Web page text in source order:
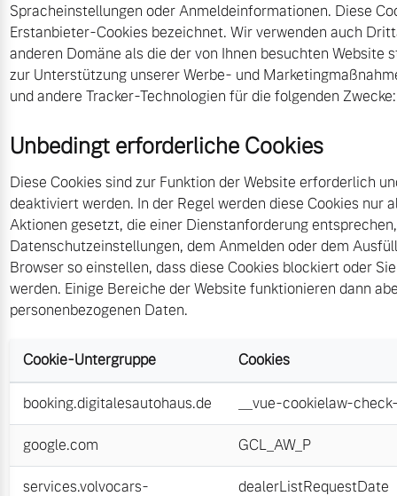
Spracheinstellungen oder Anmeldeinformationen. Diese
Erstanbieter-Cookies bezeichnet. Wir verwenden auch
anderen Domäne als die der von Ihnen besuchten Website
zur Unterstützung unserer Werbe- und
und andere Tracker-Technologien für die folgenden Zwecke:
Unbedingt erforderliche Cookies
Diese Cookies sind zur Funktion der Website erforderlich
deaktiviert werden. In der Regel werden diese Cookies nur
Aktionen gesetzt, die einer Dienstanforderung
Datenschutzeinstellungen, dem Anmelden oder dem
Browser so einstellen, dass diese Cookies blockiert oder
werden. Einige Bereiche der Website funktionieren dann
personenbezogenen Daten.
Cookie-Untergruppe Cookies
booking.digitalesautohaus.de __vue-cookielaw-
google.com GCL_AW_P
services.volvocars-
dealerListRequestDate